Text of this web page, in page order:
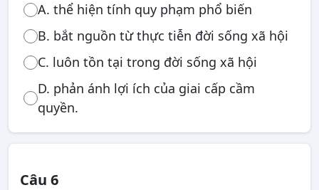
A. thể hiện tính quy phạm phổ biến
B. bắt nguồn từ thực tiễn đời sống xã hội
C. luôn tồn tại trong đời sống xã hội
D. phản ánh lợi ích của giai cấp cầm
quyền.
Câu 6